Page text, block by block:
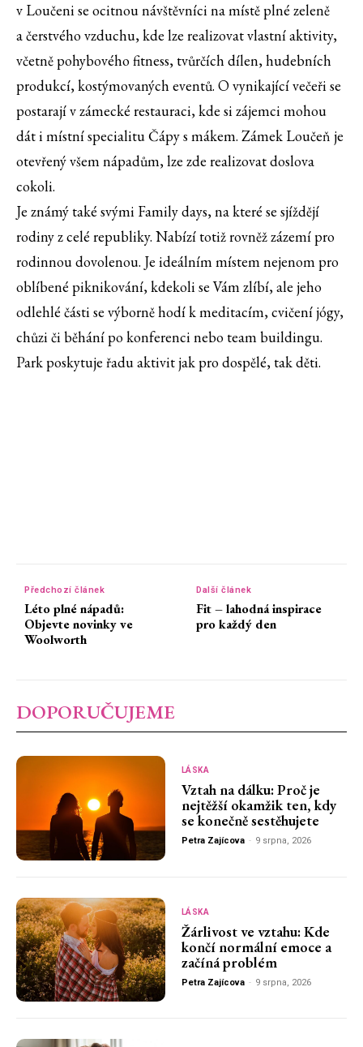
v Loučeni se ocitnou návštěvníci na místě plné zeleně
a čerstvého vzduchu, kde lze realizovat vlastní aktivity,
včetně pohybového fitness, tvůrčích dílen, hudebních
produkcí, kostýmovaných eventů. O vynikající večeři se
postarají v zámecké restauraci, kde si zájemci mohou
dát i místní specialitu Čápy s mákem. Zámek Loučeň je
otevřený všem nápadům, lze zde realizovat doslova
cokoli.
Je známý také svými Family days, na které se sjíždějí
rodiny z celé republiky. Nabízí totiž rovněž zázemí pro
rodinnou dovolenou. Je ideálním místem nejenom pro
oblíbené piknikování, kdekoli se Vám zlíbí, ale jeho
odlehlé části se výborně hodí k meditacím, cvičení jógy,
chůzi či běhání po konferenci nebo team buildingu.
Park poskytuje řadu aktivit jak pro dospělé, tak děti.
Předchozí článek
Léto plné nápadů:
Objevte novinky ve
Woolworth
Další článek
Fit – lahodná inspirace
pro každý den
DOPORUČUJEME
LÁSKA
Vztah na dálku: Proč je
nejtěžší okamžik ten, kdy
se konečně sestěhujete
Petra Zajícova - 9 srpna, 2026
LÁSKA
Žárlivost ve vztahu: Kde
končí normální emoce a
začíná problém
Petra Zajícova - 9 srpna, 2026